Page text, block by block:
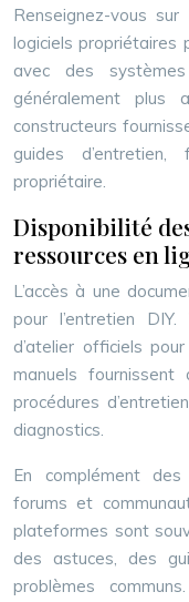
Renseignez-vous
logiciels propriétaires
avec des
généralement plus
constructeurs
guides
propriétaire.
Disponibilité
ressources en
L’accès à une
pour l’entretien
d’atelier officiels
manuels fournissent
procédures
diagnostics.
En complément
forums et
plateformes sont
des astuces, des
problèmes